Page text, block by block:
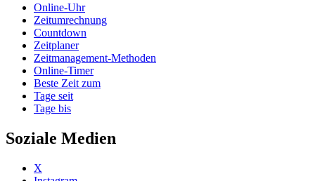
Online-Uhr
Zeitumrechnung
Countdown
Zeitplaner
Zeitmanagement-Methoden
Online-Timer
Beste Zeit zum
Tage seit
Tage bis
Soziale Medien
X